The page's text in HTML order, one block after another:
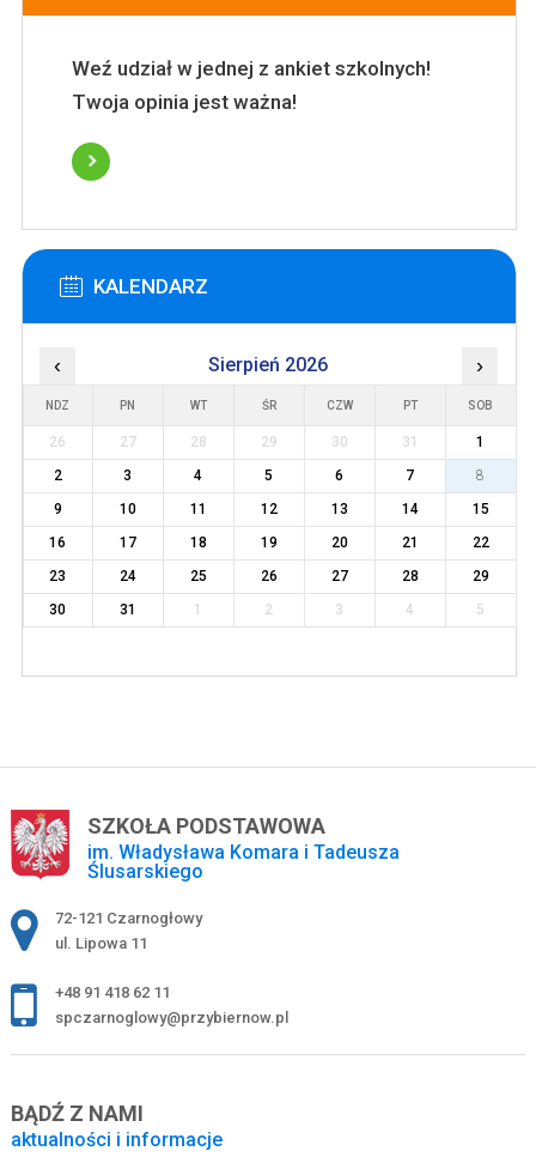
Weź udział w jednej z ankiet szkolnych!
Twoja opinia jest ważna!
KALENDARZ
‹ Sierpień 2026 ›
NDZ PN WT ŚR CZW PT SOB
26 27 28 29 30 31
1
2
3 4 5 6 7
8
9
10 11 12 13 14
15
16
17 18 19 20 21
22
23
24 25 26 27 28
29
30
31 1 2 3 4 5
SZKOŁA PODSTAWOWA
im. Władysława Komara i Tadeusza
Ślusarskiego
Adres pocztowy:
72-121 Czarnogłowy
ul. Lipowa 11
+48 91 418 62 11
spczarnoglowy@przybiernow.pl
BĄDŹ Z NAMI
aktualności i informacje